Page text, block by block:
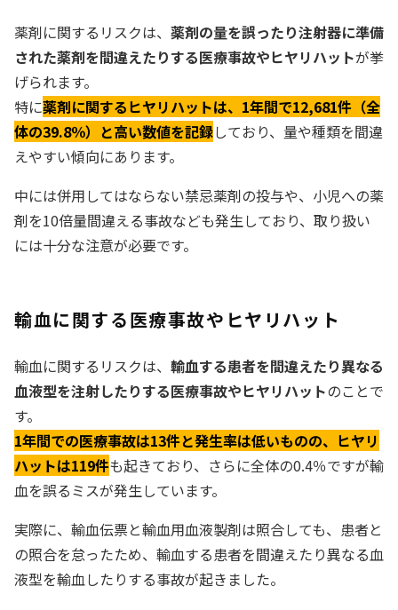
薬剤に関するリスクは、 薬剤の量を誤ったり注射器に準備
された薬剤を間違えたりする医療事故やヒヤリハットが挙
げられます。
特に薬剤に関するヒヤリハットは、1年間で12,681件（全
体の39.8％）と高い数値を記録しており、量や種類を間違
えやすい傾向にあります。
中には併用してはならない禁忌薬剤の投与や、小児への薬
剤を10倍量間違える事故なども発生しており、取り扱い
には十分な注意が必要です。
輸血に関する医療事故やヒヤリハット
輸血に関するリスクは、 輸血する患者を間違えたり異なる
血液型を注射したりする医療事故やヒヤリハットのことで
す。
1年間での医療事故は13件と発生率は低いものの、ヒヤリ
ハットは119件も起きており、さらに全体の0.4％ですが輸
血を誤るミスが発生しています。
実際に、輸血伝票と輸血用血液製剤は照合しても、患者と
の照合を怠ったため、輸血する患者を間違えたり異なる血
液型を輸血したりする事故が起きました。